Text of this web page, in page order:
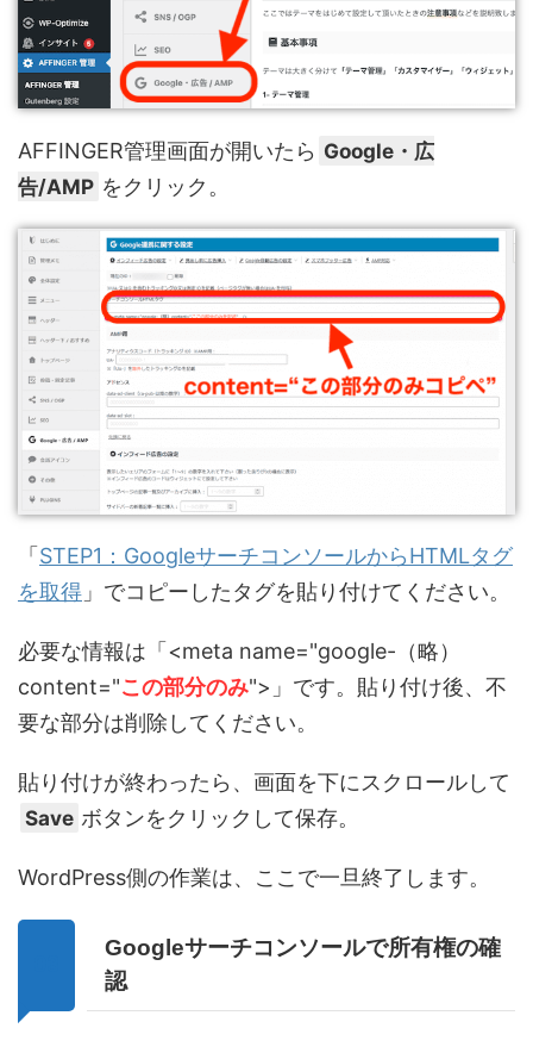
AFFINGER管理画面が開いたら Google・広
告/AMP をクリック。
「STEP1：GoogleサーチコンソールからHTMLタグ
を取得 」でコピーしたタグを貼り付けてください。
必要な情報は「<meta name="google-（略）
content="この部分のみ">」です。貼り付け後、不
要な部分は削除してください。
貼り付けが終わったら、画面を下にスクロールして
Save ボタンをクリックして保存。
WordPress側の作業は、ここで一旦終了します。
Googleサーチコンソールで所有権の確
認